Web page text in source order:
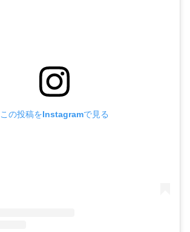
この投稿をInstagramで見る